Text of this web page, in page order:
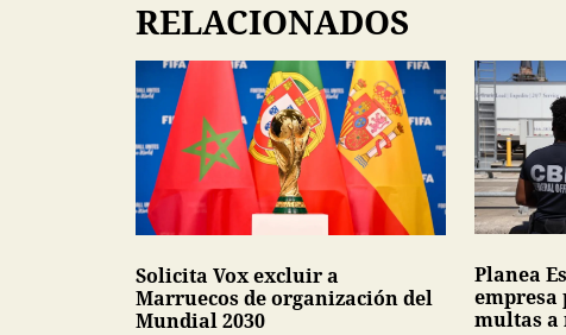
RELACIONADOS
Solicita Vox excluir a
Marruecos de organización del
Mundial 2030
Planea
multas a